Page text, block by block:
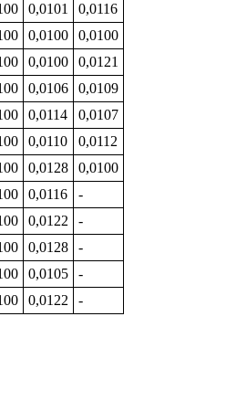
0,0101
0,0116
0,0100
0,0100
0,0100
0,0121
0,0106
0,0109
0,0114
0,0107
0,0110
0,0112
0,0128
0,0100
0,0116
-
0,0122
-
0,0128
-
0,0105
-
0,0122 -